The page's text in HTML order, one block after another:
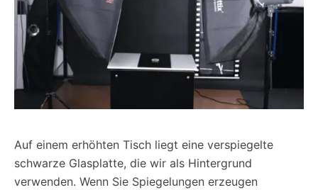
Auf einem erhöhten Tisch liegt eine verspiegelte
schwarze Glasplatte, die wir als Hintergrund
verwenden. Wenn Sie Spiegelungen erzeugen